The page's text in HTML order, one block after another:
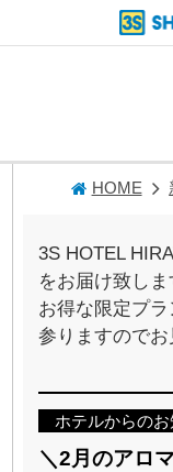
HOME
3S HOTEL
をお届け致しま
お得な限定プ
参りますのでお
ホテルからの
＼2月のアロ